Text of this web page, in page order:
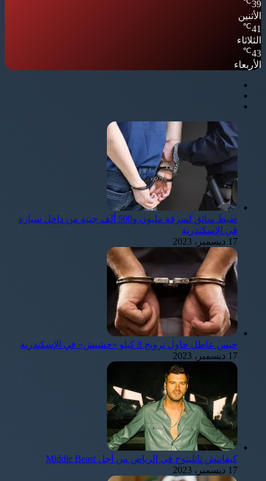
39
الأثنين
41
℃
الثلاثاء
43
℃
الأربعاء
ضبط سائق لسرقة مليون و500 ألف جنيه من داخل سيارة
في الإسكندرية
17 ديسمبر، 2023
حبس عاطل حاول ترويج 8 كيلو «حشيش» في الإسكندرية
17 ديسمبر، 2023
كيفانتش تاتليتوج في الرياض من أجل Middle Beast
17 ديسمبر، 2023